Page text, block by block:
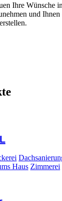
Ihre Wünsche
und
Haus Zimmerei